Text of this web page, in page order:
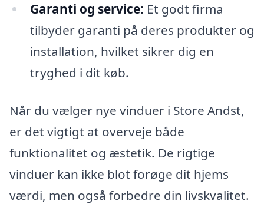
Garanti og service: Et godt firma
tilbyder garanti på deres produkter og
installation, hvilket sikrer dig en
tryghed i dit køb.
Når du vælger nye vinduer i Store Andst,
er det vigtigt at overveje både
funktionalitet og æstetik. De rigtige
vinduer kan ikke blot forøge dit hjems
værdi, men også forbedre din livskvalitet.